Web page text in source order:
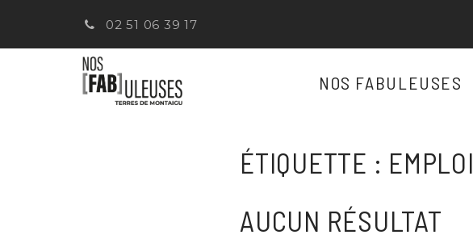
02 51 06 39 17
NOS FABULEUSES
ÉTIQUETTE : EMPLOI
AUCUN RÉSULTAT